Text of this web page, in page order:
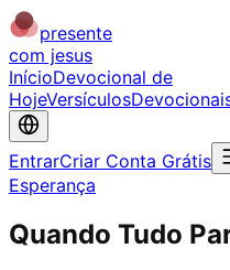
presente
com jesus
InícioDevocional de
HojeVersículos
EntrarCriar Conta Grátis
Esperança
Quando Tudo